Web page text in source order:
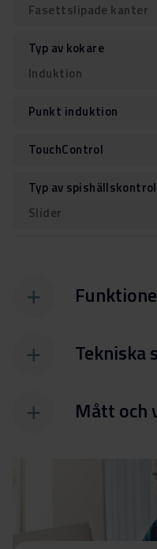
Fasettslipade kanter
Typ av kokare
Induktion
Punkt induktion
TouchControl
Typ av
Slider
Tekniska
Mått och